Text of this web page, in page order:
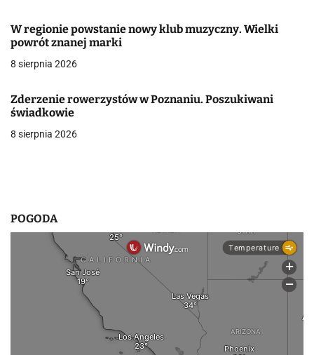
a
w
i
s
W regionie powstanie nowy klub muzyczny. Wielki
powrót znanej marki
8 sierpnia 2026
Zderzenie rowerzystów w Poznaniu. Poszukiwani
świadkowie
8 sierpnia 2026
POGODA